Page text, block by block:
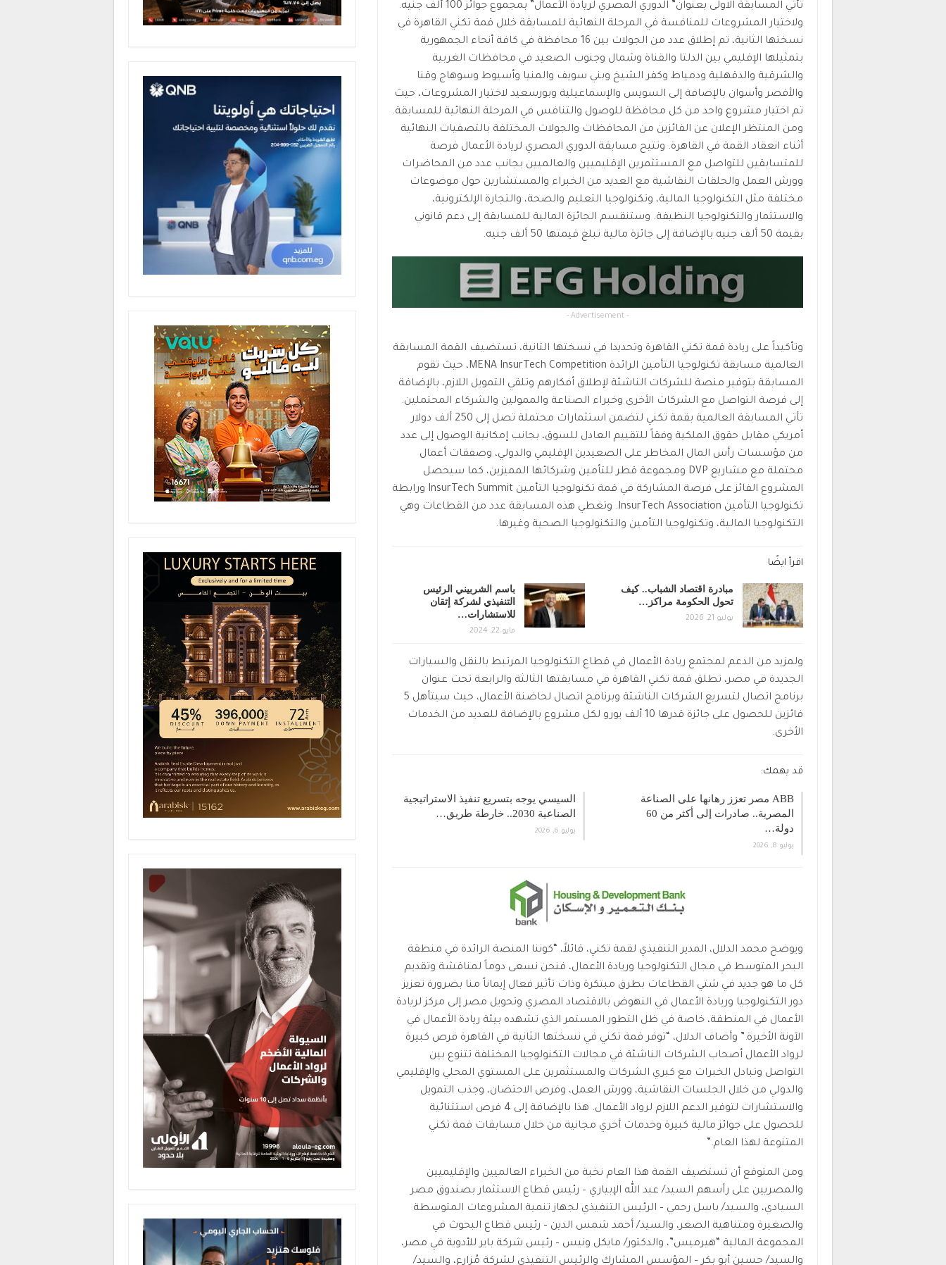
تأتي المسابقة الاولى بعنوان” الدوري المصري لريادة الأعمال” بمجموع جوائز 100 ألف جنيه.
ولاختيار المشروعات للمنافسة في المرحلة النهائية للمسابقة خلال قمة تكني القاهرة في
نسختها الثانية، تم إطلاق عدد من الجولات بين 16 محافظة في كافة أنحاء الجمهورية
بتمثيلها الإقليمي بين الدلتا والقناة وشمال وجنوب الصعيد في محافظات الغربية
والشرقية والدقهلية ودمياط وكفر الشيخ وبني سويف والمنيا وأسيوط وسوهاج وقنا
والأقصر وأسوان بالإضافة إلى السويس والإسماعيلية وبورسعيد لاختيار المشروعات، حيث
تم اختيار مشروع واحد من كل محافظة للوصول والتنافس في المرحلة النهائية للمسابقة.
ومن المنتظر الإعلان عن الفائزين من المحافظات والجولات المختلفة بالتصفيات النهائية
أثناء انعقاد القمة في القاهرة. وتتيح مسابقة الدوري المصري لريادة الأعمال فرصة
للمتسابقين للتواصل مع المستثمرين الإقليميين والعالميين بجانب عدد من المحاضرات
وورش العمل والحلقات النقاشية مع العديد من الخبراء والمستشارين حول موضوعات
مختلفة مثل التكنولوجيا المالية، وتكنولوجيا التعليم والصحة، والتجارة الإلكترونية،
والاستثمار والتكنولوجيا النظيفة. وستنقسم الجائزة المالية للمسابقة إلى دعم قانوني
بقيمة 50 ألف جنيه بالإضافة إلى جائزة مالية تبلغ قيمتها 50 ألف جنيه.
- Advertisement -
وتأكيداً على ريادة قمة تكني القاهرة وتحديدا في نسختها الثانية، تستضيف القمة المسابقة
العالمية مسابقة تكنولوجيا التأمين الرائدة MENA InsurTech Competition، حيث تقوم
المسابقة بتوفير منصة للشركات الناشئة لإطلاق أفكارهم وتلقي التمويل اللازم، بالإضافة
إلى فرصة التواصل مع الشركات الأخرى وخبراء الصناعة والممولين والشركاء المحتملين.
تأتي المسابقة العالمية بقمة تكني لتضمن استثمارات محتملة تصل إلى 250 ألف دولار
أمريكي مقابل حقوق الملكية وفقاً للتقييم العادل للسوق، بجانب إمكانية الوصول إلى عدد
من مؤسسات رأس المال المخاطر على الصعيدين الإقليمي والدولي، وصفقات أعمال
محتملة مع مشاريع DVP ومجموعة قطر للتأمين وشركائها المميزين، كما سيحصل
المشروع الفائز على فرصة المشاركة في قمة تكنولوجيا التأمين InsurTech Summit ورابطة
تكنولوجيا التأمين InsurTech Association. وتغطي هذه المسابقة عدد من القطاعات وهي
التكنولوجيا المالية، وتكنولوجيا التأمين والتكنولوجيا الصحية وغيرها.
اقرأ ايضًا
مبادرة اقتصاد الشباب.. كيف
تحول الحكومة مراكز…
يوليو 21, 2026
باسم الشربيني الرئيس
التنفيذي لشركة إتقان
للاستشارات…
مايو 22, 2024
ولمزيد من الدعم لمجتمع ريادة الأعمال في قطاع التكنولوجيا المرتبط بالنقل والسيارات
الجديدة في مصر، تطلق قمة تكني القاهرة في مسابقتها الثالثة والرابعة تحت عنوان
برنامج اتصال لتسريع الشركات الناشئة وبرنامج اتصال لحاضنة الأعمال، حيث سيتأهل 5
فائزين للحصول على جائزة قدرها 10 ألف يورو لكل مشروع بالإضافة للعديد من الخدمات
الأخرى.
قد يهمك:
ABB مصر تعزز رهانها على الصناعة
المصرية.. صادرات إلى أكثر من 60
دولة…
يوليو 8, 2026
السيسي يوجه بتسريع تنفيذ الاستراتيجية
الصناعية 2030.. خارطة طريق…
يوليو 6, 2026
ويوضح محمد الدلال، المدير التنفيذي لقمة تكني، قائلاً، “كوننا المنصة الرائدة في منطقة
البحر المتوسط في مجال التكنولوجيا وريادة الأعمال، فنحن نسعى دوماً لمناقشة وتقديم
كل ما هو جديد في شتي القطاعات بطرق مبتكرة وذات تأثير فعال إيماناً منا بضرورة تعزيز
دور التكنولوجيا وريادة الأعمال في النهوض بالاقتصاد المصري وتحويل مصر إلى مركز لريادة
الأعمال في المنطقة، خاصة في ظل التطور المستمر الذي تشهده بيئة ريادة الأعمال في
الآونة الأخيرة.” وأضاف الدلال، “توفر قمة تكني في نسختها الثانية في القاهرة فرص كبيرة
لرواد الأعمال أصحاب الشركات الناشئة في مجالات التكنولوجيا المختلفة تتنوع بين
التواصل وتبادل الخبرات مع كبري الشركات والمستثمرين على المستوي المحلي والإقليمي
والدولي من خلال الجلسات النقاشية، وورش العمل، وفرص الاحتضان، وجذب التمويل
والاستشارات لتوفير الدعم اللازم لرواد الأعمال. هذا بالإضافة إلى 4 فرص استثنائية
للحصول على جوائز مالية كبيرة وخدمات أخري مجانية من خلال مسابقات قمة تكني
المتنوعة لهذا العام.”
ومن المتوقع أن تستضيف القمة هذا العام نخبة من الخبراء العالميين والإقليميين
والمصريين على رأسهم السيد/ عبد الله الإبياري – رئيس قطاع الاستثمار بصندوق مصر
السيادي، والسيد/ باسل رحمي – الرئيس التنفيذي لجهاز تنمية المشروعات المتوسطة
والصغيرة ومتناهية الصغر، والسيد/ أحمد شمس الدين – رئيس قطاع البحوث في
المجموعة المالية “هيرميس”، والدكتور/ مايكل ونيس – رئيس شركة باير للأدوية في مصر،
والسيد/ حسين أبو بكر – المؤسس المشارك والرئيس التنفيذي لشركة مُزارع، والسيد/